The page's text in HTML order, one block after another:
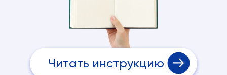
Читать инструкцию